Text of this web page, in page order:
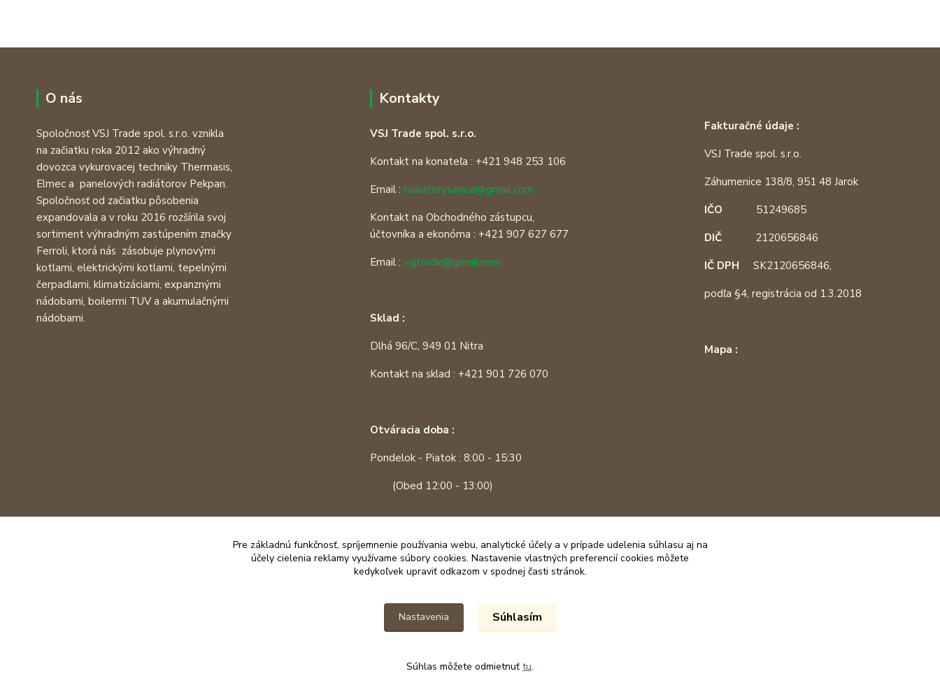
O nás
Spoločnosť VSJ Trade spol. s.r.o. vznikla
na začiatku roka 2012 ako výhradný
dovozca vykurovacej techniky Thermasis,
Elmec a panelových radiátorov Pekpan.
Spoločnosť od začiatku pôsobenia
expandovala a v roku 2016 rozšírila svoj
sortiment výhradným zastúpením značky
Ferroli, ktorá nás zásobuje plynovými
kotlami, elektrickými kotlami, tepelnými
čerpadlami, klimatizáciami, expanznými
nádobami, boilermi TUV a akumulačnými
nádobami.
Kontakty
VSJ Trade spol. s.r.o.
Kontakt na konateľa : +421 948 253 106
Email : radiatorysanica@gmail.com
Kontakt na Obchodného zástupcu,
účtovníka a ekonóma : +421 907 627 677
Email :vsjtrade@gmail.com
Sklad :
Dlhá 96/C, 949 01 Nitra
Kontakt na sklad : +421 901 726 070
Otváracia doba :
Pondelok - Piatok : 8:00 - 15:30
(Obed 12:00 - 13:00)
Fakturačné údaje :
VSJ Trade spol. s.r.o.
Záhumenice 138/8, 951 48 Jarok
IČO 51249685
DIČ 2120656846
IČ DPH SK2120656846,
podľa §4, registrácia od 1.3.2018
Mapa :
Pre základnú funkčnosť, spríjemnenie používania webu, analytické účely a v prípade udelenia súhlasu aj na
účely cielenia reklamy využívame súbory cookies. Nastavenie vlastných preferencií cookies môžete
kedykoľvek upraviť odkazom v spodnej časti stránok.
Nastavenia Súhlasím
Súhlas môžete odmietnuť tu.